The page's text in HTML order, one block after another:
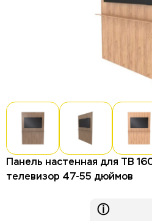
Полотенца для
Матрасы для
Столы для отелей
Стулья для отелей
Тумбы для отелей
Изголовья
Шкафы для отелей
Панель настенная для ТВ
телевизор 47-55 дюймов
ⓘ